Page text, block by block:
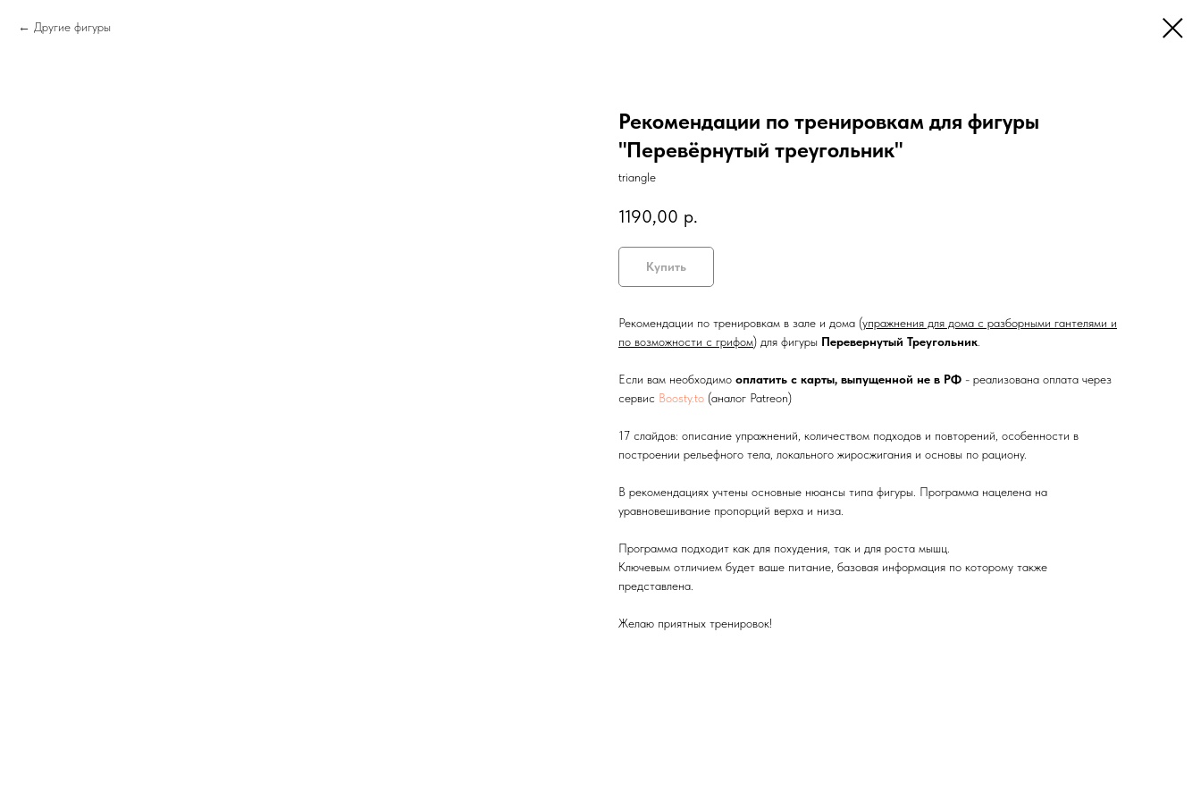
Другие фигуры
Рекомендации по тренировкам для фигуры
"Перевёрнутый треугольник"
triangle
1190,00 р.
Купить
Рекомендации по тренировкам в зале и дома (упражнения для дома с разборными гантелями и
по возможности с грифом) для фигуры Перевернутый Треугольник
Если вам необходимо оплатить с карты, выпущенной не в РФ - реализована оплата через
сервис Boosty.to (аналог Patreon)
17 слайдов: описание упражнений, количеством подходов и повторений, особенности в
построении рельефного тела, локального жиросжигания и основы по рациону.
В рекомендациях учтены основные нюансы типа фигуры. Программа нацелена на
уравновешивание пропорций верха и низа.
Программа подходит как для похудения, так и для роста мышц.
Ключевым отличием будет ваше питание, базовая информация по которому также
представлена.
Желаю приятных тренировок!